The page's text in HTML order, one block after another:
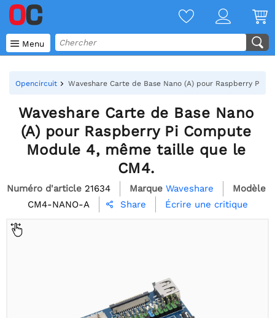
 Menu
Opencircuit Waveshare Carte de Base Nano (A) pour Raspberry Pi
Waveshare Carte de Base Nano
(A) pour Raspberry Pi Compute
Module 4, même taille que le
CM4.
Numéro d'article 21634 Marque Waveshare
Modèle
CM4-NANO-A
 Share Écrire une critique